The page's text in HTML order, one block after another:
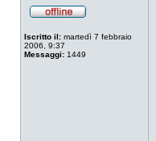
Iscritto il: martedì 7 febbraio
2006, 9:37
Messaggi: 1449